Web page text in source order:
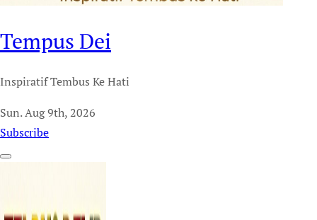
Tempus Dei
Inspiratif Tembus Ke Hati
Sun. Aug 9th, 2026
Subscribe